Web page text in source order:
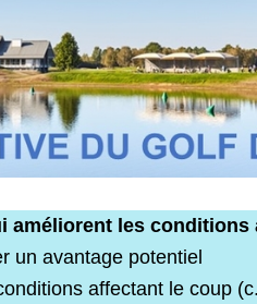
améliorent les conditions
un avantage potentiel
affectant le coup